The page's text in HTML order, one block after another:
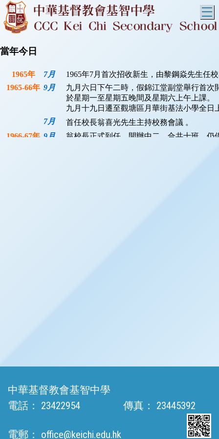
當年今日
中華基督教會基智中學
電話：
23422954 傳真： 23445392
電郵： office@keichi.edu.hk